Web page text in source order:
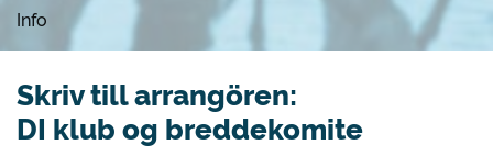
Info
Skriv till arrangören:
DI klub og breddekomite